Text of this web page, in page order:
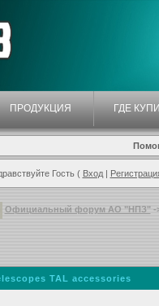
ПРОДУКЦИЯ ГДЕ
Гость ( Вход|
Официальный форум АО "НПЗ"-
TAL accessories